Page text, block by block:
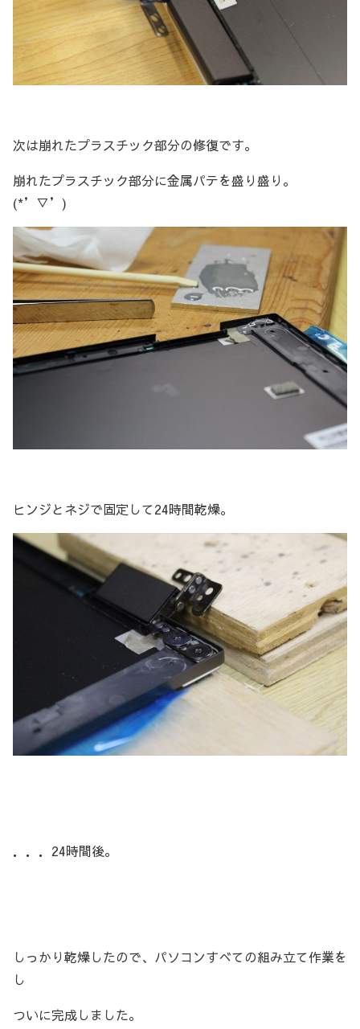
次は崩れたプラスチック部分の修復です。
崩れたプラスチック部分に金属パテを盛り盛り。
(*’▽’)
ヒンジとネジで固定して24時間乾燥。
．．．24時間後。
しっかり乾燥したので、パソコンすべての組み立て作業を
し
ついに完成しました。